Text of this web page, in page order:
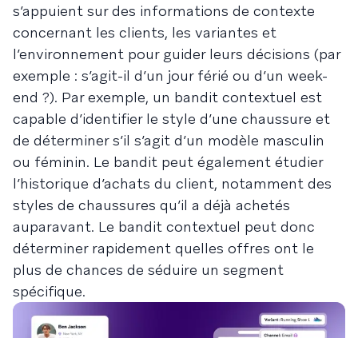
s’appuient sur des informations de contexte
concernant les clients, les variantes et
l’environnement pour guider leurs décisions (par
exemple : s’agit-il d’un jour férié ou d’un week-
end ?). Par exemple, un bandit contextuel est
capable d’identifier le style d’une chaussure et
de déterminer s’il s’agit d’un modèle masculin
ou féminin. Le bandit peut également étudier
l’historique d’achats du client, notamment des
styles de chaussures qu’il a déjà achetés
auparavant. Le bandit contextuel peut donc
déterminer rapidement quelles offres ont le
plus de chances de séduire un segment
spécifique.